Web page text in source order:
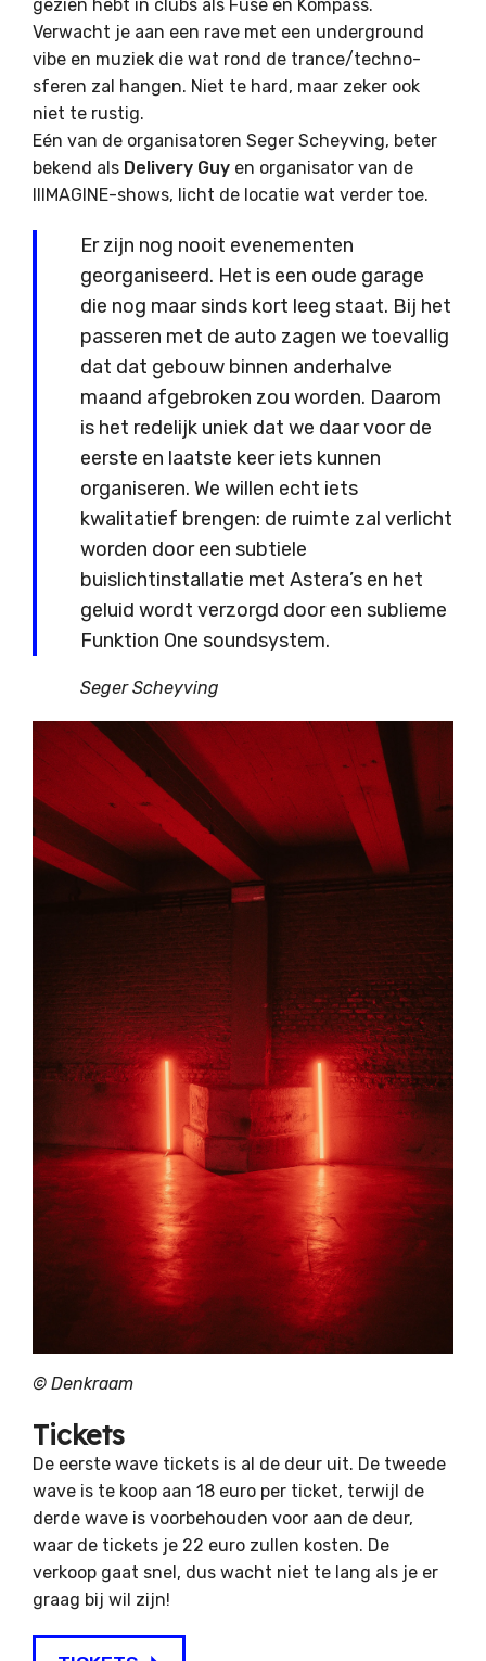
gezien hebt in clubs als Fuse en Kompass.
Verwacht je aan een rave met een underground
vibe en muziek die wat rond de trance/techno-
sferen zal hangen. Niet te hard, maar zeker ook
niet te rustig.
Eén van de organisatoren Seger Scheyving, beter
bekend als Delivery Guy en organisator van de
IIIMAGINE-shows, licht de locatie wat verder toe.
Er zijn nog nooit evenementen
georganiseerd. Het is een oude garage
die nog maar sinds kort leeg staat. Bij het
passeren met de auto zagen we toevallig
dat dat gebouw binnen anderhalve
maand afgebroken zou worden. Daarom
is het redelijk uniek dat we daar voor de
eerste en laatste keer iets kunnen
organiseren. We willen echt iets
kwalitatief brengen: de ruimte zal verlicht
worden door een subtiele
buislichtinstallatie met Astera’s en het
geluid wordt verzorgd door een sublieme
Funktion One soundsystem.
Seger Scheyving
© Denkraam
Tickets
De eerste wave tickets is al de deur uit. De tweede
wave is te koop aan 18 euro per ticket, terwijl de
derde wave is voorbehouden voor aan de deur,
waar de tickets je 22 euro zullen kosten. De
verkoop gaat snel, dus wacht niet te lang als je er
graag bij wil zijn!